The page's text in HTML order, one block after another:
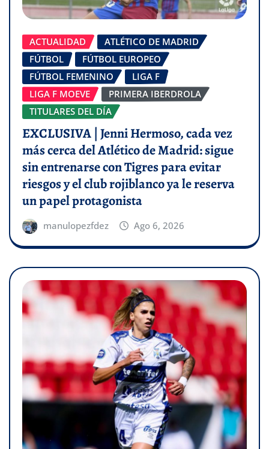
ACTUALIDAD
ATLÉTICO DE MADRID
FÚTBOL
FÚTBOL EUROPEO
FÚTBOL FEMENINO
LIGA F
LIGA F MOEVE
PRIMERA IBERDROLA
TITULARES DEL DÍA
EXCLUSIVA | Jenni Hermoso, cada vez
más cerca del Atlético de Madrid: sigue
sin entrenarse con Tigres para evitar
riesgos y el club rojiblanco ya le reserva
un papel protagonista
manulopezfdez Ago 6, 2026